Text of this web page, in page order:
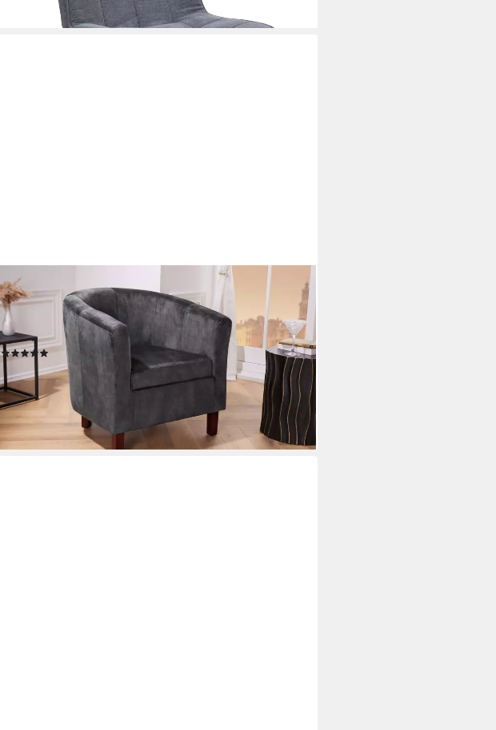
RIESS-AMBIENTE
Loungesessel HEMINGWAY dunkelgrau / braun
(Einzelartikel, 1-St), Wohnzimmer · Samt · Schlafzimmer ·
Modern Design
129,95 € UVP
-52%
lieferbar - in 6-7 Werktagen bei dir